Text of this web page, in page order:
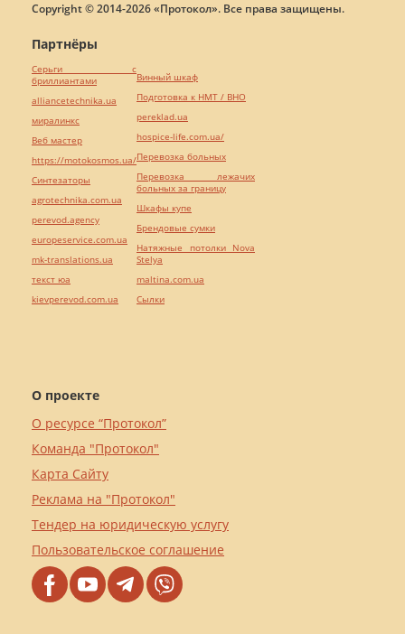
Copyright © 2014-2026 «Протокол». Все права защищены.
О проекте
О ресурсе “Протокол”
Команда "Протокол"
Карта Сайту
Реклама на "Протокол"
Тендер на юридическую услугу
Пользовательское соглашение
Партнёры
Серьги с
бриллиантами
alliancetechnika.ua
миралинкс
Веб мастер
https://motokosmos.ua/
Синтезаторы
agrotechnika.com.ua
perevod.agency
europeservice.com.ua
mk-translations.ua
текст юа
kievperevod.com.ua
Винный шкаф
Подготовка к НМТ / ВНО
pereklad.ua
hospice-life.com.ua/
Перевозка больных
Перевозка лежачих
больных за границу
Шкафы купе
Брендовые сумки
Натяжные потолки Nova
Stelya
maltina.com.ua
Cылки